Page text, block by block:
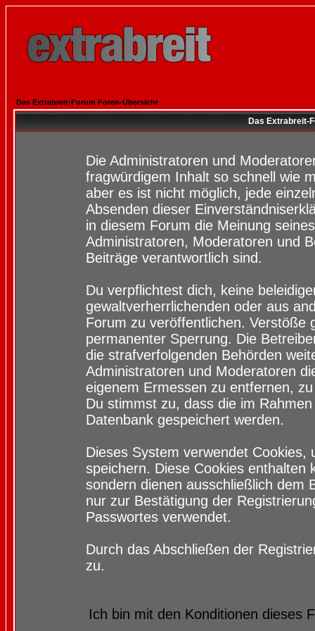
Das Extrabreit-Forum Foren-Übersicht
Das Extrabreit-
Die Administratoren und
fragwürdigem Inhalt so schnell wie
aber es ist nicht möglich, jede
Absenden dieser
in diesem Forum die Meinung
Administratoren, Moderatoren und
Beiträge verantwortlich sind.
Du verpflichtest dich, keine
gewaltverherrlichenden oder aus
Forum zu veröffentlichen. Verstöße
permanenter Sperrung. Die
die strafverfolgenden Behörden
Administratoren und Moderatoren
eigenem Ermessen zu entfernen,
Du stimmst zu, dass die im
Datenbank gespeichert werden.
Dieses System verwendet
speichern. Diese Cookies enthalten
sondern dienen ausschließlich dem
nur zur Bestätigung der
Passwortes verwendet.
Durch das Abschließen der
zu.
Ich bin mit den Konditionen dieses